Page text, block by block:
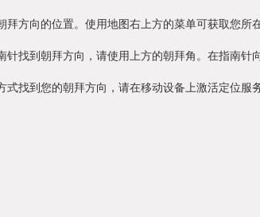
拜方向的位置。使用地图右上方的菜单可获取您所
针找到朝拜方向，请使用上方的朝拜角。在指南针
式找到您的朝拜方向，请在移动设备上激活定位服